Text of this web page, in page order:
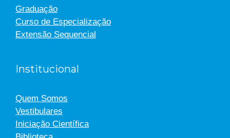
Graduação
Curso de Especialização
Extensão Sequencial
Institucional
Quem Somos
Vestibulares
Iniciação Científica